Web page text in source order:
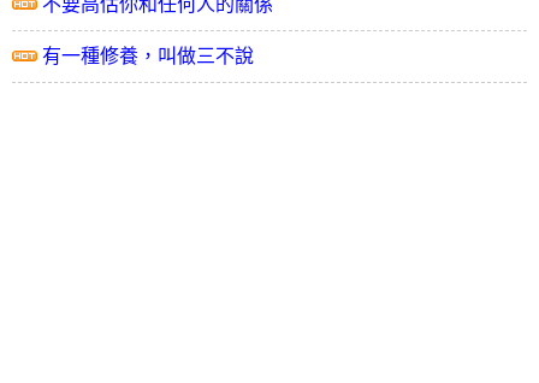
不要高估你和任何人的關係
有一種修養，叫做三不說